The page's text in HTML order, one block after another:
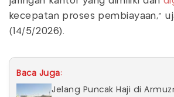
kecepatan proses pembiayaan,”
(14/5/2026).
Baca Juga:
Jelang Puncak Haji di